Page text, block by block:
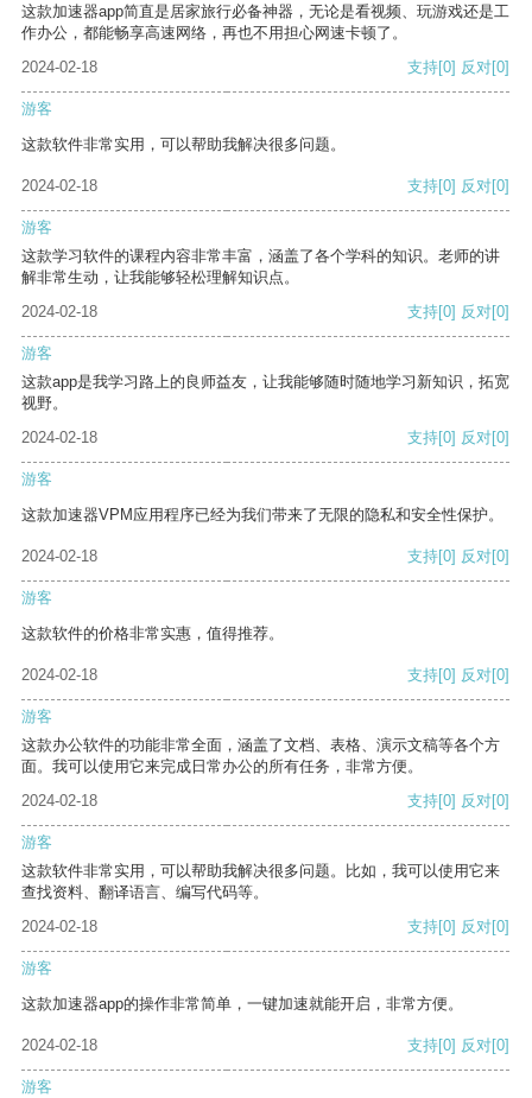
这款加速器app简直是居家旅行必备神器，无论是看视频、玩游戏还是工
作办公，都能畅享高速网络，再也不用担心网速卡顿了。
2024-02-18
支持[0] 反对[0]
游客
这款软件非常实用，可以帮助我解决很多问题。
2024-02-18 支持[0] 反对[0]
游客
这款学习软件的课程内容非常丰富，涵盖了各个学科的知识。老师的讲
解非常生动，让我能够轻松理解知识点。
2024-02-18
支持[0] 反对[0]
游客
这款app是我学习路上的良师益友，让我能够随时随地学习新知识，拓宽
视野。
2024-02-18
支持[0] 反对[0]
游客
这款加速器VPM应用程序已经为我们带来了无限的隐私和安全性保护。
2024-02-18 支持[0] 反对[0]
游客
这款软件的价格非常实惠，值得推荐。
2024-02-18 支持[0] 反对[0]
游客
这款办公软件的功能非常全面，涵盖了文档、表格、演示文稿等各个方
面。我可以使用它来完成日常办公的所有任务，非常方便。
2024-02-18
支持[0] 反对[0]
游客
这款软件非常实用，可以帮助我解决很多问题。比如，我可以使用它来
查找资料、翻译语言、编写代码等。
2024-02-18
支持[0] 反对[0]
游客
这款加速器app的操作非常简单，一键加速就能开启，非常方便。
2024-02-18 支持[0] 反对[0]
游客